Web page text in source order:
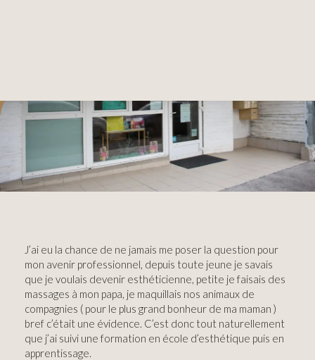
J’ai eu la chance de ne jamais me poser la question pour
mon avenir professionnel, depuis toute jeune je savais
que je voulais devenir esthéticienne, petite je faisais des
massages à mon papa, je maquillais nos animaux de
compagnies ( pour le plus grand bonheur de ma maman )
bref c’était une évidence. C’est donc tout naturellement
que j’ai suivi une formation en école d’esthétique puis en
apprentissage.